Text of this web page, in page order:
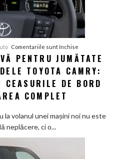
să
salveze
România
de
o
criză
energetică
Comentariile sunt închise
Rechemare
masivă
pentru
milion
PENTRU JUMĂTATE
TOYOTA CAMRY:
DE BORD
COMPLET
la volanul unei mașini noi nu este
neplăcere, ci o...